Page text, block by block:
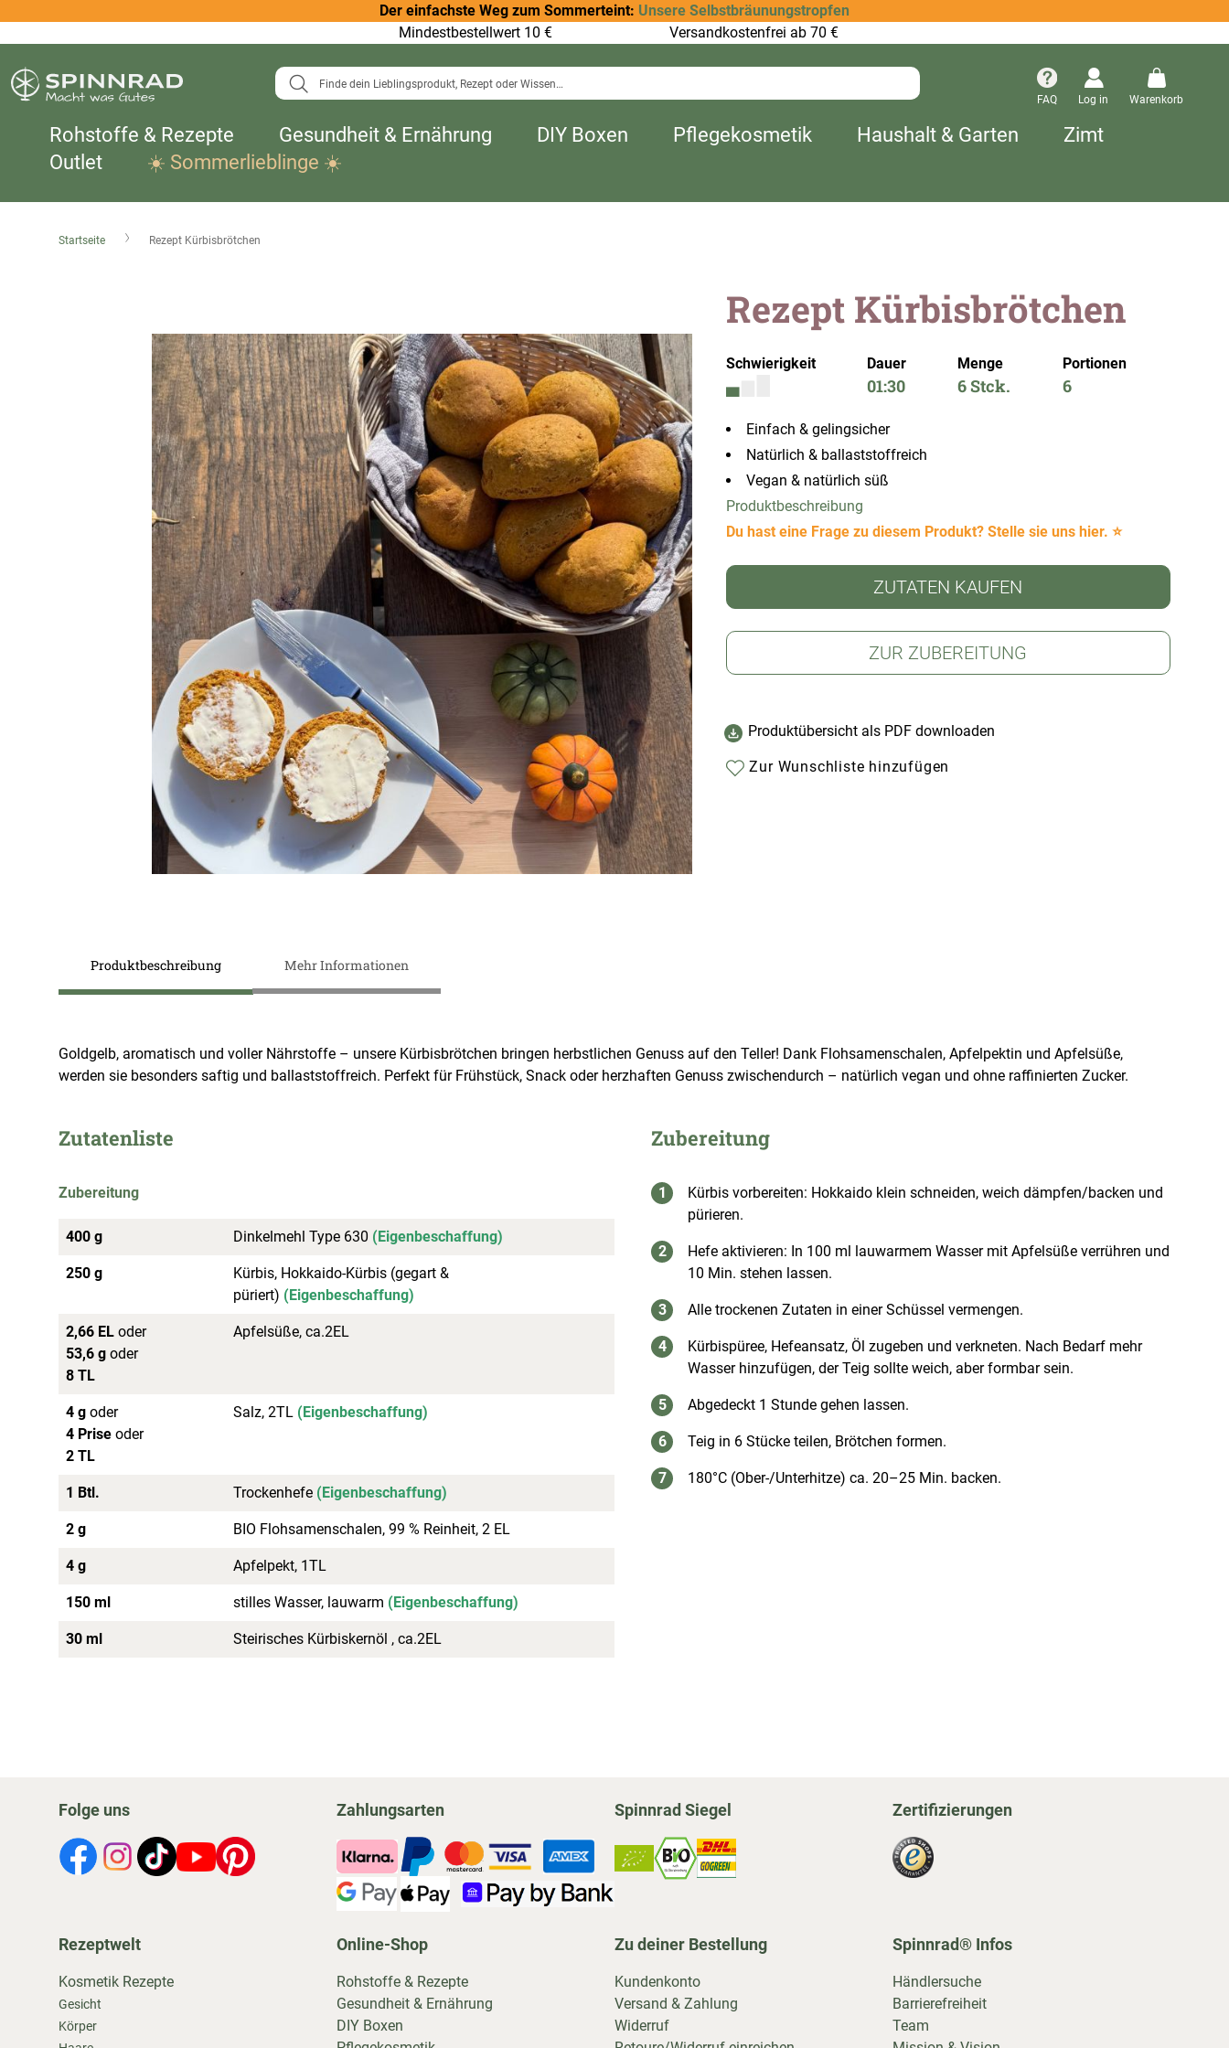
Der einfachste Weg zum Sommerteint: Unsere Selbstbräunungstropfen
Mindestbestellwert 10 €
Versandkostenfrei ab 70 €
Suche FAQ Log in Warenkorb
Rohstoffe & Rezepte Gesundheit & Ernährung DIY Boxen Pflegekosmetik Haushalt & Garten
Zimt
Outlet
☀️ Sommerlieblinge ☀️
Startseite Rezept Kürbisbrötchen
Bildergalerie
Rezept Kürbisbrötchen
Schwierigkeit Dauer
01:30
Menge
6 Stck.
Portionen
6
Einfach & gelingsicher
Natürlich & ballaststoffreich
Vegan & natürlich süß
Produktbeschreibung
Du hast eine Frage zu diesem Produkt? Stelle sie uns hier. ⭐
ZUTATEN KAUFEN
ZUR ZUBEREITUNG
Produktübersicht als PDF downloaden
Zur Wunschliste hinzufügen
Produktbeschreibung
Goldgelb, aromatisch und voller Nährstoffe – unsere Kürbisbrötchen bringen herbstlichen Genuss auf den Teller! Dank Flohsamenschalen, Apfelpektin und Apfelsüße,
werden sie besonders saftig und ballaststoffreich. Perfekt für Frühstück, Snack oder herzhaften Genuss zwischendurch – natürlich vegan und ohne raffinierten Zucker.
Zutatenliste
Zubereitung
400 g Dinkelmehl Type 630 (Eigenbeschaffung)
250 g
Kürbis, Hokkaido-Kürbis (gegart &
püriert) (Eigenbeschaffung)
2,66 EL oder
53,6 g oder
8 TL
Apfelsüße, ca.2EL
4 g oder
4 Prise oder
2 TL
Salz, 2TL (Eigenbeschaffung)
1 Btl. Trockenhefe (Eigenbeschaffung)
2 g BIO Flohsamenschalen, 99 % Reinheit, 2 EL
4 g Apfelpekt, 1TL
150 ml stilles Wasser, lauwarm (Eigenbeschaffung)
30 ml Steirisches Kürbiskernöl , ca.2EL
Zubereitung
Kürbis vorbereiten: Hokkaido klein schneiden, weich dämpfen/backen und
pürieren.
Hefe aktivieren: In 100 ml lauwarmem Wasser mit Apfelsüße verrühren und
10 Min. stehen lassen.
Alle trockenen Zutaten in einer Schüssel vermengen.
Kürbispüree, Hefeansatz, Öl zugeben und verkneten. Nach Bedarf mehr
Wasser hinzufügen, der Teig sollte weich, aber formbar sein.
Abgedeckt 1 Stunde gehen lassen.
Teig in 6 Stücke teilen, Brötchen formen.
180°C (Ober-/Unterhitze) ca. 20–25 Min. backen.
Mehr Informationen
Folge uns Zahlungsarten Spinnrad Siegel Zertifizierungen
Rezeptwelt
Kosmetik Rezepte
Gesicht
Körper
Online-Shop
Rohstoffe & Rezepte
Gesundheit & Ernährung
DIY Boxen
Zu deiner Bestellung
Kundenkonto
Versand & Zahlung
Widerruf
Spinnrad® Infos
Händlersuche
Barrierefreiheit
Team